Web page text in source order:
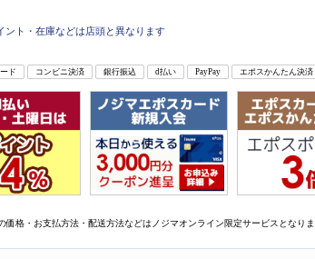
ント・在庫などは店頭と異なります
ド コンビニ決済 銀行振込 d払い PayPay エポスかんたん決済
価格・お支払方法・配送方法などはノジマオンライン限定サービスとなりま